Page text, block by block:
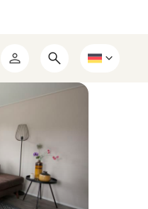
Mein
RCN
Suchformular
öffnen
Wählen
eine